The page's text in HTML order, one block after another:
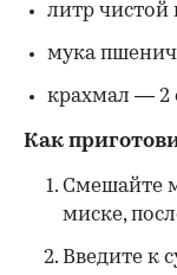
литр чистой
мука
крахмал — 2
Как
Смешайте
миске,
Введите к